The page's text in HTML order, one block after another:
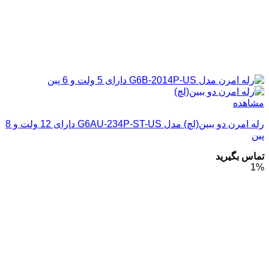
مشاهده
رله امرن دو ببین(لچ) مدل G6AU-234P-ST-US دارای 12 ولت و 8
پین
تماس بگیرید
1%